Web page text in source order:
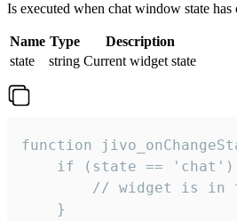
Is executed when chat window state has
Name Type
Description
state
string Current widget state
function
if (state == 'chat')
// widget is in
    }